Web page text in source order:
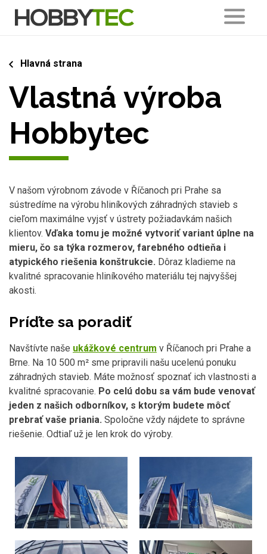
Hlavná strana
Vlastná výroba
Hobbytec
V našom výrobnom závode v Říčanoch pri Prahe sa
sústredíme na výrobu hliníkových záhradných stavieb s
cieľom maximálne vyjsť v ústrety požiadavkám našich
klientov. Vďaka tomu je možné vytvoriť variant úplne na
mieru, čo sa týka rozmerov, farebného odtieňa i
atypického riešenia konštrukcie. Dôraz kladieme na
kvalitné spracovanie hliníkového materiálu tej najvyššej
akosti.
Príďte sa poradiť
Navštívte naše ukážkové centrum v Říčanoch pri Prahe a
Brne. Na 10 500 m² sme pripravili našu ucelenú ponuku
záhradných stavieb. Máte možnosť spoznať ich vlastnosti a
kvalitné spracovanie. Po celú dobu sa vám bude venovať
jeden z našich odborníkov, s ktorým budete môcť
prebrať vaše priania. Spoločne vždy nájdete to správne
riešenie. Odtiaľ už je len krok do výroby.